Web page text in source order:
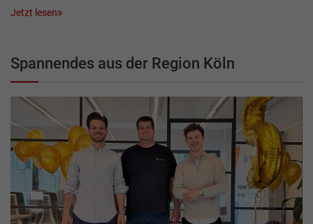
Jetzt lesen
Spannendes aus der Region Köln